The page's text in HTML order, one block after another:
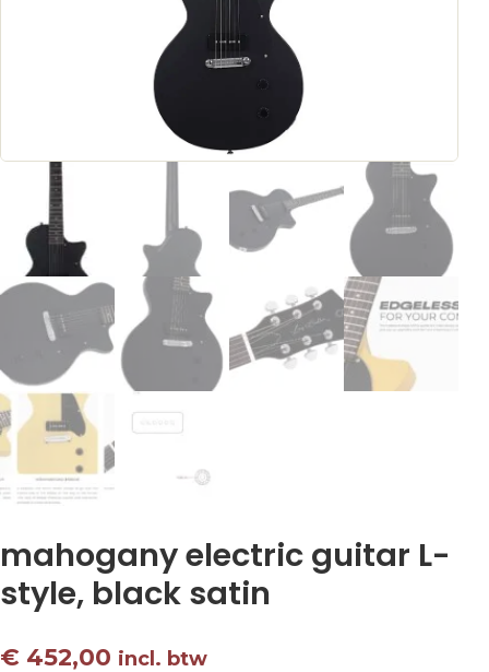
mahogany electric guitar L-
style, black satin
€ 452,00 incl. btw